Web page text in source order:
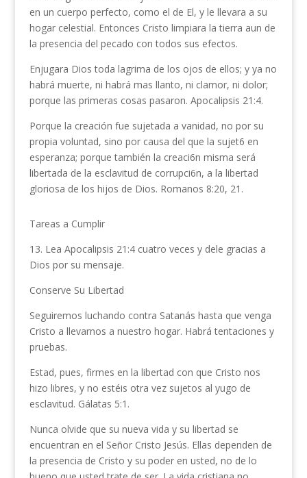
en un cuerpo perfecto, como el de El, y le llevara a su
hogar celestial. Entonces Cristo limpiara la tierra aun de
la presencia del pecado con todos sus efectos.
Enjugara Dios toda lagrima de los ojos de ellos; y ya no
habrá muerte, ni habrá mas llanto, ni clamor, ni dolor;
porque las primeras cosas pasaron. Apocalipsis 21:4.
Porque la creación fue sujetada a vanidad, no por su
propia voluntad, sino por causa del que la sujet6 en
esperanza; porque también la crea­ci6n misma será
libertada de la esclavitud de corrupci6n, a la libertad
gloriosa de los hijos de Dios. Romanos 8:20, 21.
Tareas a Cumplir
13. Lea Apocalipsis 21:4 cuatro veces y dele gracias a
Dios por su mensaje.
Conserve Su Libertad
Seguiremos luchando contra Satanás hasta que venga
Cristo a llevarnos a nuestro hogar. Habrá ten­taciones y
pruebas.
Estad, pues, firmes en la libertad con que Cristo nos
hizo libres, y no estéis otra vez sujetos al yugo de
esclavitud. Gálatas 5:1.
Nunca olvide que su nueva vida y su libertad se
encuentran en el Señor Cristo Jesús. Ellas dependen de
la presencia de Cristo y su poder en usted, no de lo